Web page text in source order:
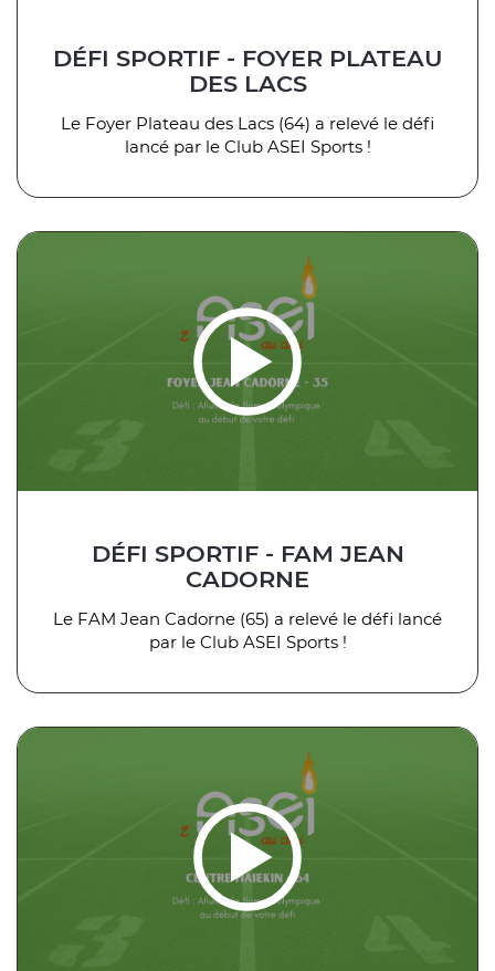
DÉFI SPORTIF - FOYER PLATEAU
DES LACS
Le Foyer Plateau des Lacs (64) a relevé le défi
lancé par le Club ASEI Sports !
DÉFI SPORTIF - FAM JEAN
CADORNE
Le FAM Jean Cadorne (65) a relevé le défi lancé
par le Club ASEI Sports !